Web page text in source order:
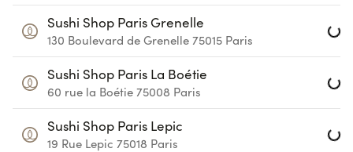
Sushi Shop Paris Grenelle
130 Boulevard de Grenelle 75015 Paris
Sushi Shop Paris La Boétie
60 rue la Boétie 75008 Paris
Sushi Shop Paris Lepic
19 Rue Lepic 75018 Paris